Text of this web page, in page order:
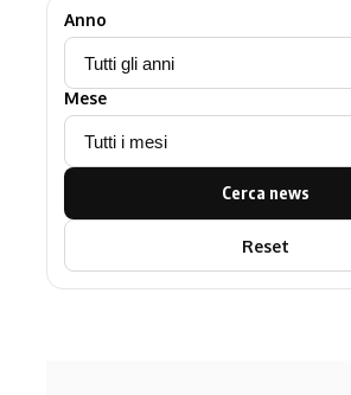
Anno
Mese
Cerca news
Reset